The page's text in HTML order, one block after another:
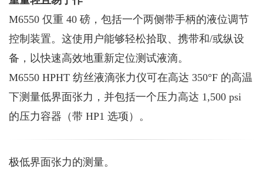
M6550 仅重 40 磅，包括一个两侧带手柄的液位调节
控制装置。这使用户能够轻松拾取、携带和/或纵设
备，以快速高效地重新定位测试液滴。
M6550 HPHT 纺丝液滴张力仪可在高达 350°F 的高温
下测量低界面张力，并包括一个压力高达 1,500 psi
的压力容器（带 HP1 选项）。
极低界面张力的测量。